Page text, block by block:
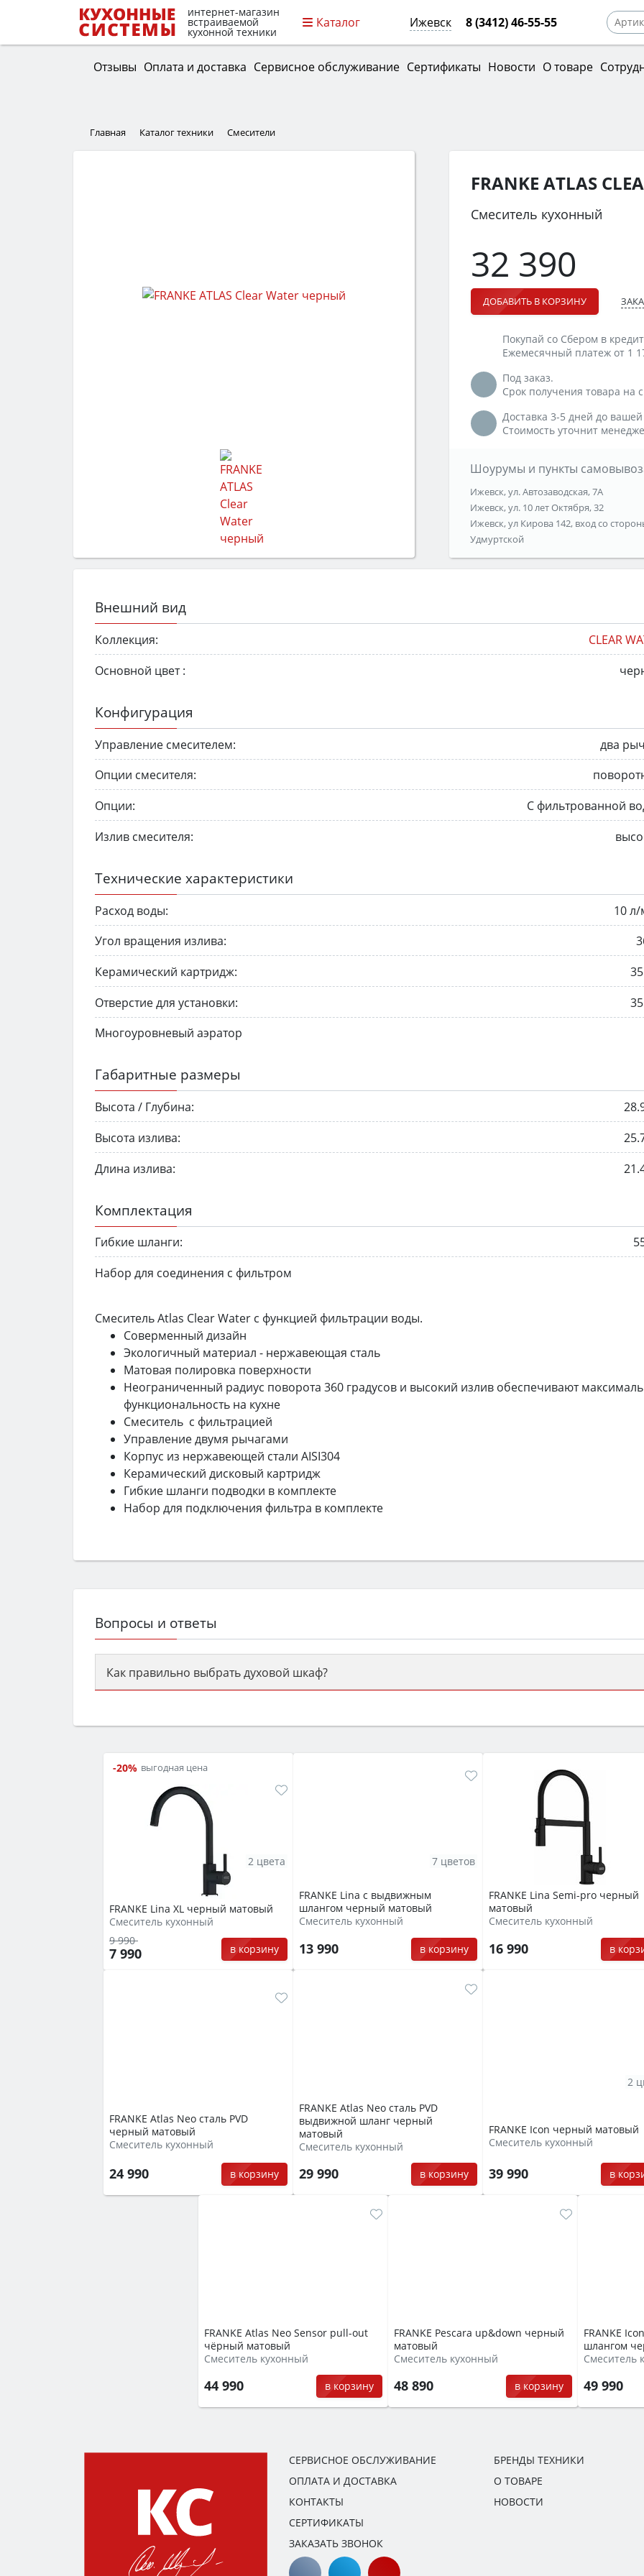
интернет-магазин
встраиваемой
кухонной техники
Каталог Ижевск 8 (3412) 46-55-55
Отзывы Оплата и доставка Сервисное обслуживание Сертификаты Новости О товаре
Главная Каталог техники Смесители
FRANKE ATLAS
Смеситель кухонный
32 390
ДОБАВИТЬ В КОРЗИНУ
Покупай со Сбером в
Ежемесячный платеж от 1
Под заказ.
Срок получения товара на
Доставка 3-5 дней до
Стоимость уточнит
Шоурумы и пункты
Ижевск, ул. Автозаводская, 7А
Ижевск, ул. 10 лет Октября, 32
Ижевск, ул Кирова 142, вход со
Удмуртской
Внешний вид
Коллекция:
CLEAR
Основной цвет :
Конфигурация
Управление смесителем:
два
Опции смесителя:
Опции:
С фильтрованной
Излив смесителя:
Технические характеристики
Расход воды:
10
Угол вращения излива:
Керамический картридж:
Отверстие для установки:
Многоуровневый аэратор
Габаритные размеры
Высота / Глубина:
Высота излива:
Длина излива:
Комплектация
Гибкие шланги:
Набор для соединения с фильтром
Смеситель Atlas Clear Water с функцией фильтрации воды.
Соверменный дизайн
Экологичный материал - нержавеющая сталь
Матовая полировка поверхности
Неограниченный радиус поворота 360 градусов и высокий излив обеспечивают
функциональность на кухне
Смеситель с фильтрацией
Управление двумя рычагами
Корпус из нержавеющей стали AISI304
Керамический дисковый картридж
Гибкие шланги подводки в комплекте
Набор для подключения фильтра в комплекте
Вопросы и ответы
Как правильно выбрать духовой шкаф?
семьи, класс энергопотребления не ниже A и нужные функции (конвекция, гриль,
-20% выгодная цена
FRANKE Lina XL черный матовый
Смеситель кухонный
9 990
7 990 в корзину
2 цвета
FRANKE Lina с выдвижным
шлангом черный матовый
Смеситель кухонный
13 990 в корзину
7 цветов
FRANKE Lina Semi-pro черный
матовый
Смеситель кухонный
16 990 в
FRANKE Atlas Neo сталь PVD
черный матовый
Смеситель кухонный
24 990 в корзину
FRANKE Atlas Neo сталь PVD
выдвижной шланг черный
матовый
Смеситель кухонный
29 990 в корзину
FRANKE Icon черный матовый
Смеситель кухонный
39 990 в
2
FRANKE Atlas Neo Sensor pull-out
чёрный матовый
Смеситель кухонный
44 990 в корзину
FRANKE Pescara up&down черный
матовый
Смеситель кухонный
48 890 в корзину
FRANKE
шлангом
Смеситель
49 990
СЕРВИСНОЕ ОБСЛУЖИВАНИЕ
ОПЛАТА И ДОСТАВКА
КОНТАКТЫ
СЕРТИФИКАТЫ
ЗАКАЗАТЬ ЗВОНОК
БРЕНДЫ ТЕХНИКИ
О ТОВАРЕ
НОВОСТИ